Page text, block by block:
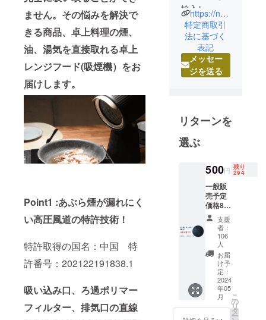
ません。その悩みを解決で
きる商品、卓上料理の煙、
油、湯気を直接取れる卓上
レンジフード(吸煙機）をお
届けします。
Point1 :あぶら煙が漏れにく
い高圧風道の特許技術！
特許取得の国名：中国 特
許番号：202122191838.1
吸い込み口、ろ過ポリマー
フィルター、排気口の直線
輸入し、日
本のお客様
に届けたい
と思い、商
品の開発、
輸入事業に
信頼と感動
を軸に テク
ノロジーの
課題を解決
して 社会か
ら必要とさ
れる存在の
企業を目指
し、「喜び
と幸せ」を
す。
https://newbest.co.jp
特定商取引
法に基づく
表記
メッセー
ジを送る
リターンを
選ぶ
500円 残り
294
一般販
売予定
価格880
円(税込)
の43％
オフ
→500円
(税込・
送料
込）
内容
物：取
替カー
ボン
支援
者：
106
人
お届
け予
定：
2024
年05
月
こ
の
リ
タ
ー